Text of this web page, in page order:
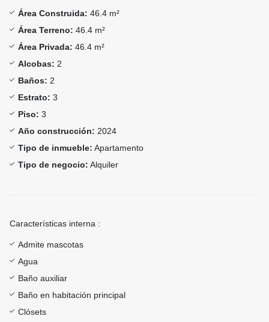
Área Construida: 46.4 m²
Área Terreno: 46.4 m²
Área Privada: 46.4 m²
Alcobas: 2
Baños: 2
Estrato: 3
Piso: 3
Año construcción: 2024
Tipo de inmueble: Apartamento
Tipo de negocio: Alquiler
Características interna :
Admite mascotas
Agua
Baño auxiliar
Baño en habitación principal
Clósets